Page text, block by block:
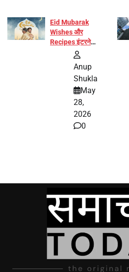
Eid Mubarak
Wishes और
Recipes इंटरनेट
पर हुईं वायरल
Anup
Shukla
May
28,
2026
0